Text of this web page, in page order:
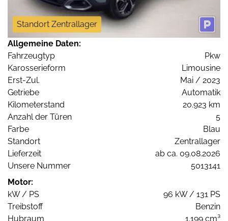
Standort Zentrallager
Allgemeine Daten:
Fahrzeugtyp
Pkw
Karosserieform
Limousine
Erst-Zul.
Mai / 2023
Getriebe
Automatik
Kilometerstand
20.923 km
Anzahl der Türen
5
Farbe
Blau
Standort
Zentrallager
Lieferzeit
ab ca. 09.08.2026
Unsere Nummer
5013141
Motor:
kW / PS
96 kW / 131 PS
Treibstoff
Benzin
Hubraum
1.199 cm³